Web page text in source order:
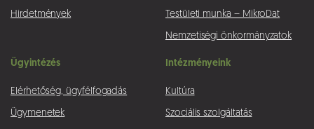
Hirdetmények Testületi munka – MikroDat
Nemzetiségi önkormányzatok
Ügyintézés
Elérhetőség, ügyfélfogadás
Ügymenetek
Intézményeink
Kultúra
Szociális szolgáltatás